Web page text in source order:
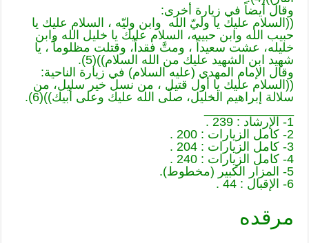
وقال أيضاً في زيارة أخرى:
((السلام عليك يا وليّ الله وابن وليّه ، السلام عليك يا
حبيب الله وابن حبيبه، السلام عليك يا خليل الله وابن
خليله، عشت سعيداً ، ومتَّ فقداً، وقتلت مظلوماً ، يا
شهيد ابن الشهيد عليك من الله السلام))(5).
وقال الإمام المهدي (عليه السلام) في زيارة الناحية:
((السلام عليك يا أول قتيل ، من نسل خير سليل، من
سلالة إبراهيم الخليل، صلّى الله عليك وعلى أبيك))(6).
_____________
1- الإرشاد : 239 .
2- كامل الزيارات : 200 .
3- كامل الزيارات : 204 .
4- كامل الزيارات : 240 .
5- المزار الكبير (مخطوط).
6- الإقبال : 44 .
مرقده